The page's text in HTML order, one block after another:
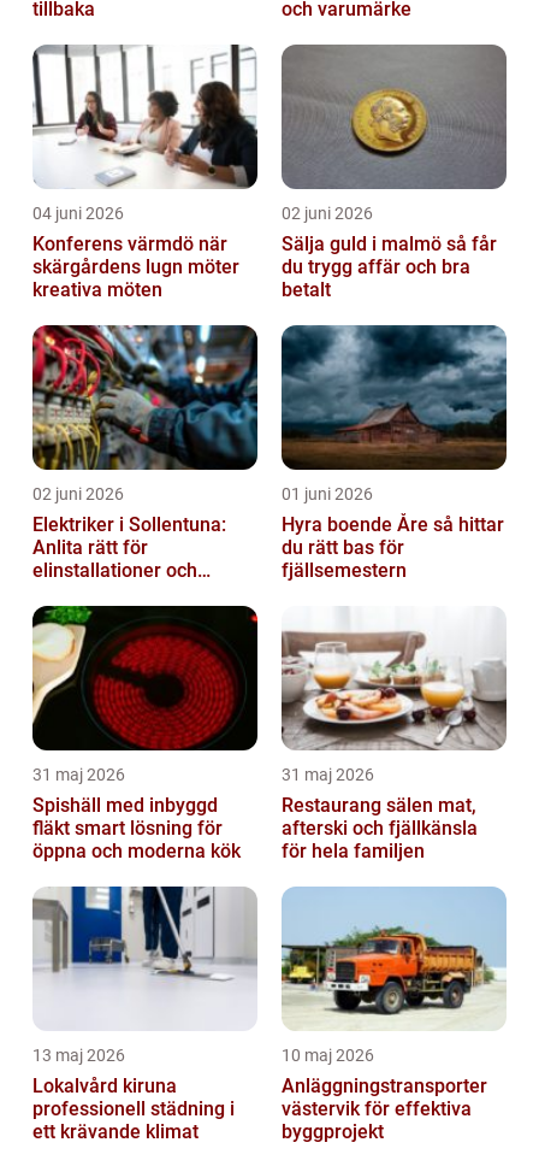
tillbaka och varumärke
04 juni 2026
Konferens värmdö när
skärgårdens lugn möter
kreativa möten
02 juni 2026
Sälja guld i malmö så får
du trygg affär och bra
betalt
02 juni 2026
Elektriker i Sollentuna:
Anlita rätt för
elinstallationer och
01 juni 2026
Hyra boende Åre så hittar
du rätt bas för
fjällsemestern
31 maj 2026
Spishäll med inbyggd
fläkt smart lösning för
öppna och moderna kök
31 maj 2026
Restaurang sälen mat,
afterski och fjällkänsla
för hela familjen
13 maj 2026
Lokalvård kiruna
professionell städning i
ett krävande klimat
10 maj 2026
Anläggningstransporter
västervik för effektiva
byggprojekt